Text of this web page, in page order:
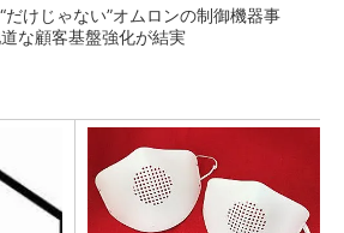
だけじゃない”オムロンの制御機器事
な顧客基盤強化が結実